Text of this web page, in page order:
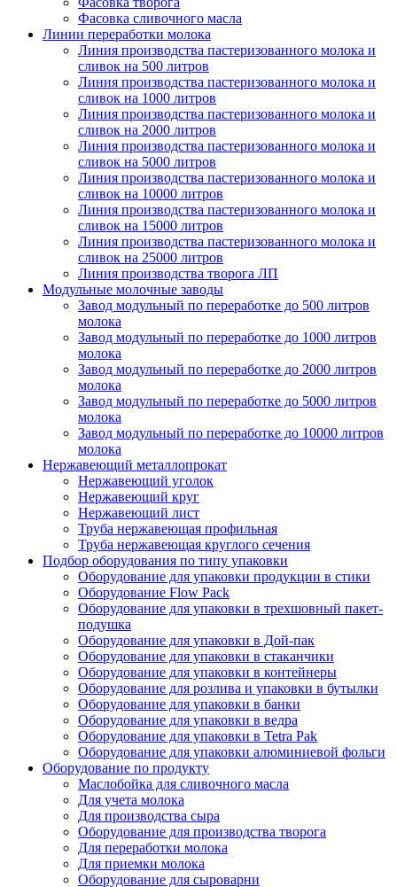
Фасовка сливочного масла
Линии переработки молока
Линия производства пастеризованного молока и
сливок на 500 литров
Линия производства пастеризованного молока и
сливок на 1000 литров
Линия производства пастеризованного молока и
сливок на 2000 литров
Линия производства пастеризованного молока и
сливок на 5000 литров
Линия производства пастеризованного молока и
сливок на 10000 литров
Линия производства пастеризованного молока и
сливок на 15000 литров
Линия производства пастеризованного молока и
сливок на 25000 литров
Линия производства творога ЛП
Модульные молочные заводы
Завод модульный по переработке до 500 литров
молока
Завод модульный по переработке до 1000 литров
молока
Завод модульный по переработке до 2000 литров
молока
Завод модульный по переработке до 5000 литров
молока
Завод модульный по переработке до 10000 литров
молока
Нержавеющий металлопрокат
Нержавеющий уголок
Нержавеющий круг
Нержавеющий лист
Труба нержавеющая профильная
Труба нержавеющая круглого сечения
Подбор оборудования по типу упаковки
Оборудование для упаковки продукции в стики
Оборудование Flow Pack
Оборудование для упаковки в трехшовный пакет-
подушка
Оборудование для упаковки в Дой-пак
Оборудование для упаковки в стаканчики
Оборудование для упаковки в контейнеры
Оборудование для розлива и упаковки в бутылки
Оборудование для упаковки в банки
Оборудование для упаковки в ведра
Оборудование для упаковки в Tetra Pak
Оборудование для упаковки алюминиевой фольги
Оборудование по продукту
Маслобойка для сливочного масла
Для учета молока
Для производства сыра
Оборудование для производства творога
Для переработки молока
Для приемки молока
Оборудование для сыроварни